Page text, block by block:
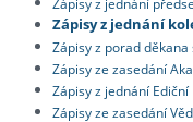
Zápisy z jednání
Zápisy z porad
Zápisy ze zasedání
Zápisy z jednání Ediční
Zápisy ze zasedání